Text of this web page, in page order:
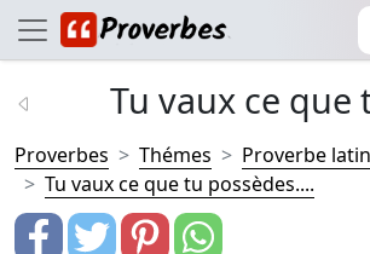
Tu vaux ce que
Proverbes Thémes
Proverbe latin
Tu vaux ce que tu possèdes....